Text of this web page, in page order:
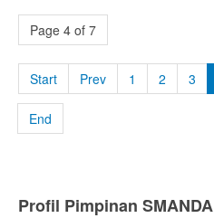
Page 4 of 7
Start Prev 1 2 3
End
Profil Pimpinan SMANDA